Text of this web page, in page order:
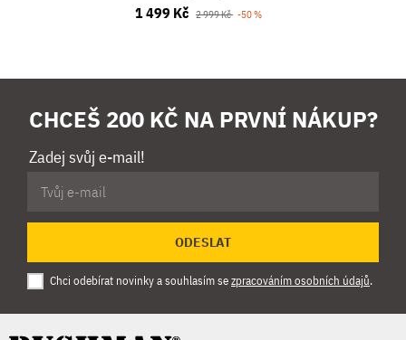
1 499 Kč 2 999 Kč -50 %
CHCEŠ 200 KČ NA PRVNÍ NÁKUP?
Zadej svůj e-mail!
ODESLAT
Chci odebírat novinky a souhlasím sezpracováním osobních údajů.